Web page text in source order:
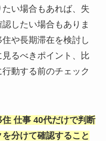
い場合もあれば、失
したい場合もありま
や長期滞在を検討し
るべきポイント、比
動する前のチェック
仕事 40代だけで判断
分けて確認すること